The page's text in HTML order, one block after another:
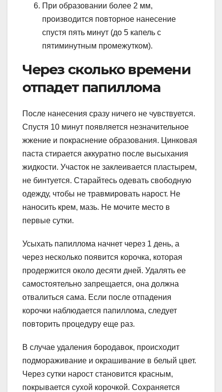
При образовании более 2 мм,
производится повторное нанесение
спустя пять минут (до 5 капель с
пятиминутным промежутком).
Через сколько времени
отпадет папиллома
После нанесения сразу ничего не чувствуется.
Спустя 10 минут появляется незначительное
жжение и покраснение образования. Цинковая
паста стирается аккуратно после высыхания
жидкости. Участок не заклеивается пластырем,
не бинтуется. Старайтесь одевать свободную
одежду, чтобы не травмировать нарост. Не
наносить крем, мазь. Не мочите место в
первые сутки.
Усыхать папиллома начнет через 1 день, а
через несколько появится корочка, которая
продержится около десяти дней. Удалять ее
самостоятельно запрещается, она должна
отвалиться сама. Если после отпадения
корочки наблюдается папиллома, следует
повторить процедуру еще раз.
В случае удаления бородавок, происходит
подмораживание и окрашивание в белый цвет.
Через сутки нарост становится красным,
покрывается сухой корочкой. Сохраняется